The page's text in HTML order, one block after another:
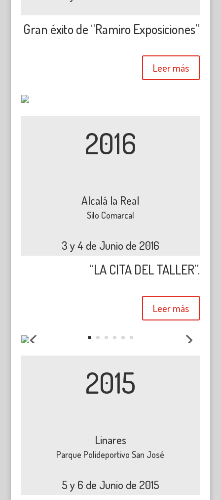
Gran éxito de “Ramiro Exposiciones”
Leer más
2016
Alcalá la Real
Silo Comarcal
3 y 4 de Junio de 2016
“LA CITA DEL TALLER”.
Leer más
2015
Linares
Parque Polideportivo San José
5 y 6 de Junio de 2015